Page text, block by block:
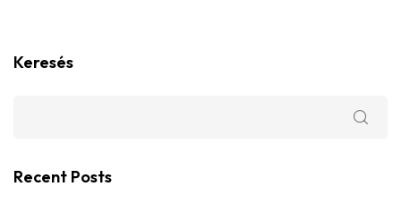
Keresés
Recent Posts